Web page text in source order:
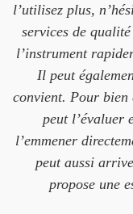
l’utilisez plus,
services de
l’instrument
Il peut
convient. Pour bien
peut l’évaluer
l’emmener
peut aussi
propose une